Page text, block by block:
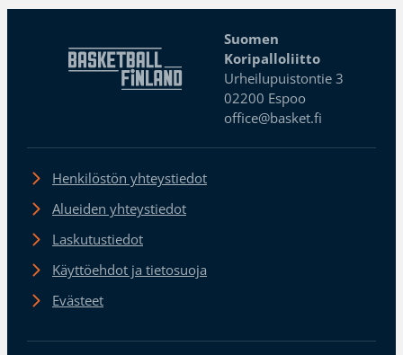
Suomen
Koripalloliitto
Urheilupuistontie 3
02200 Espoo
office@basket.fi
Henkilöstön yhteystiedot
Alueiden yhteystiedot
Laskutustiedot
Käyttöehdot ja tietosuoja
Evästeet